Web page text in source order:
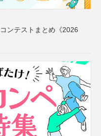
ンテストまとめ《2026